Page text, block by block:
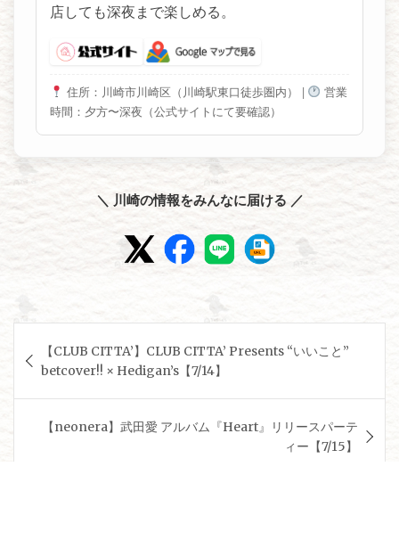
店しても深夜まで楽しめる。
住所：川崎市川崎区（川崎駅東口徒歩圏内） |
営業
時間：夕方〜深夜（公式サイトにて要確認）
＼ 川崎の情報をみんなに届ける ／
稿
ナ
【CLUB CITTA’】CLUB CITTA’ Presents “いいこと”
betcover!! × Hedigan’s【7/14】
【neonera】武田愛 アルバム『Heart』リリースパーテ
ィー【7/15】